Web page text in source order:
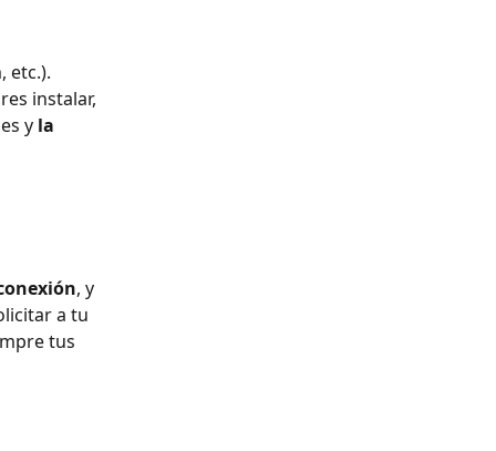
etc.).
instalar,
y la
, y
a tu
tus